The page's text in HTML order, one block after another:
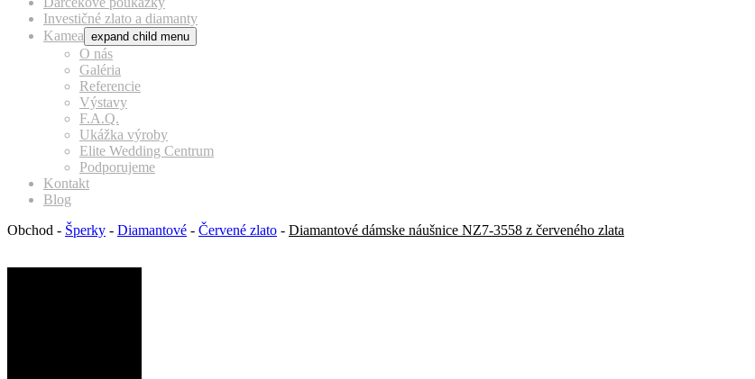
Investičné zlato a diamanty
Kamea expand child menu
O nás
Galéria
Referencie
Výstavy
F.A.Q.
Ukážka výroby
Elite Wedding Centrum
Podporujeme
Kontakt
Blog
Obchod - Šperky - Diamantové - Červené zlato - Diamantové dámske náušnice NZ7-3558 z červeného zlata